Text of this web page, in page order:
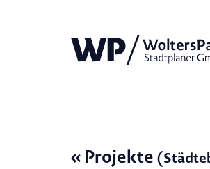
« Projekte